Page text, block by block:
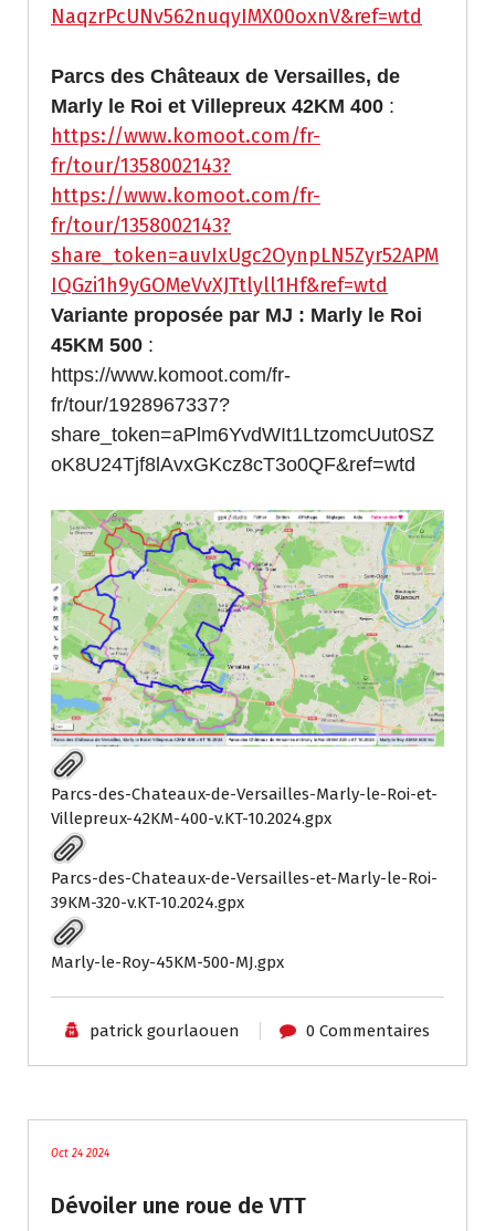
NaqzrPcUNv562nuqyIMX00oxnV&ref=wtd
Parcs des Châteaux de Versailles, de
Marly le Roi et Villepreux 42KM 400 :
https://www.komoot.com/fr-
fr/tour/1358002143?
https://www.komoot.com/fr-
fr/tour/1358002143?
share_token=auvIxUgc2OynpLN5Zyr52APM
IQGzi1h9yGOMeVvXJTtlyll1Hf&ref=wtd
Variante proposée par MJ : Marly le Roi
45KM 500 :
https://www.komoot.com/fr-
fr/tour/1928967337?
share_token=aPlm6YvdWIt1LtzomcUut0SZ
oK8U24Tjf8lAvxGKcz8cT3o0QF&ref=wtd
Parcs-des-Chateaux-de-Versailles-Marly-le-Roi-et-
Villepreux-42KM-400-v.KT-10.2024.gpx
Parcs-des-Chateaux-de-Versailles-et-Marly-le-Roi-
39KM-320-v.KT-10.2024.gpx
Marly-le-Roy-45KM-500-MJ.gpx
patrick gourlaouen 0 Commentaires
Oct 24 2024
Dévoiler une roue de VTT